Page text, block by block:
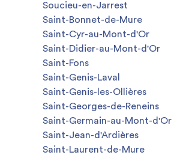
Soucieu-en-Jarrest
Saint-Bonnet-de-Mure
Saint-Cyr-au-Mont-d'Or
Saint-Didier-au-Mont-d'Or
Saint-Fons
Saint-Genis-Laval
Saint-Genis-les-Ollières
Saint-Georges-de-Reneins
Saint-Germain-au-Mont-d'Or
Saint-Jean-d'Ardières
Saint-Laurent-de-Mure